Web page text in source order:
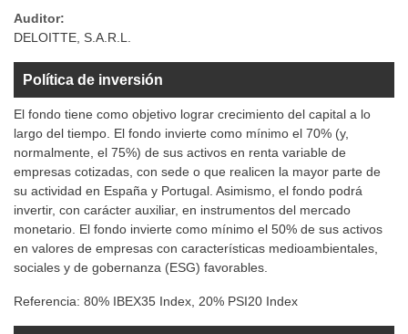
Auditor:
DELOITTE, S.A.R.L.
Política de inversión
El fondo tiene como objetivo lograr crecimiento del capital a lo
largo del tiempo. El fondo invierte como mínimo el 70% (y,
normalmente, el 75%) de sus activos en renta variable de
empresas cotizadas, con sede o que realicen la mayor parte de
su actividad en España y Portugal. Asimismo, el fondo podrá
invertir, con carácter auxiliar, en instrumentos del mercado
monetario. El fondo invierte como mínimo el 50% de sus activos
en valores de empresas con características medioambientales,
sociales y de gobernanza (ESG) favorables.
Referencia: 80% IBEX35 Index, 20% PSI20 Index